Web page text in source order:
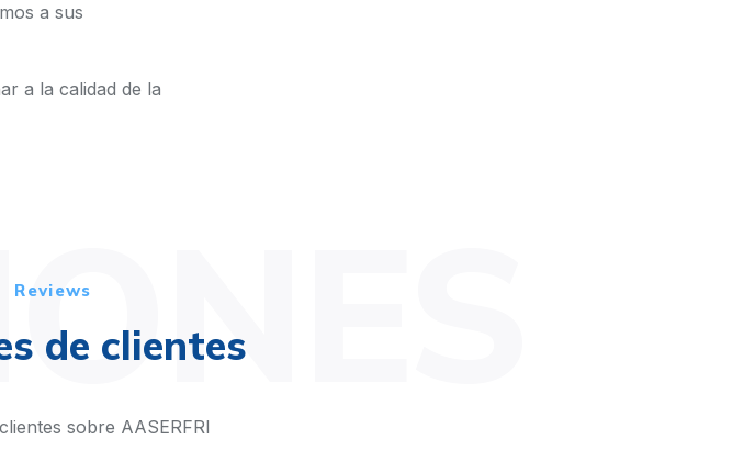
a sus
a la calidad de la
Reviews
de clientes
sobre AASERFRI